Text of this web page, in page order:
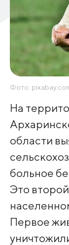
Фото:
На
области
больное
Это
Первое